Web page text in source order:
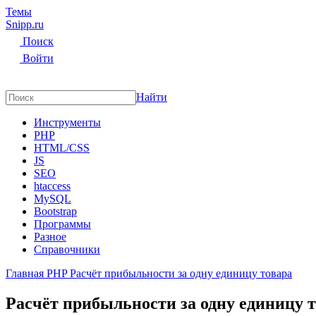
Темы
Snipp.ru
Поиск
Войти
Найти
Инструменты
PHP
HTML/CSS
JS
SEO
htaccess
MySQL
Bootstrap
Программы
Разное
Справочники
Главная PHPРасчёт прибыльности за одну единицу товара
Расчёт прибыльности за одну единицу